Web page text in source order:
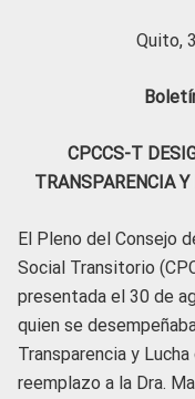
Quito,
CPCCS-T
TRANSPARENCIA
El Pleno del Consejo
Social Transitorio
presentada el 30 de
quien se
Transparencia y
reemplazo a la Dra.